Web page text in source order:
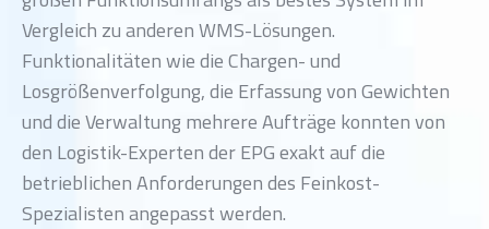
Vergleich zu anderen WMS-Lösungen.
Funktionalitäten wie die Chargen- und
Losgrößenverfolgung, die Erfassung von Gewichten
und die Verwaltung mehrere Aufträge konnten von
den Logistik-Experten der EPG exakt auf die
betrieblichen Anforderungen des Feinkost-
Spezialisten angepasst werden.